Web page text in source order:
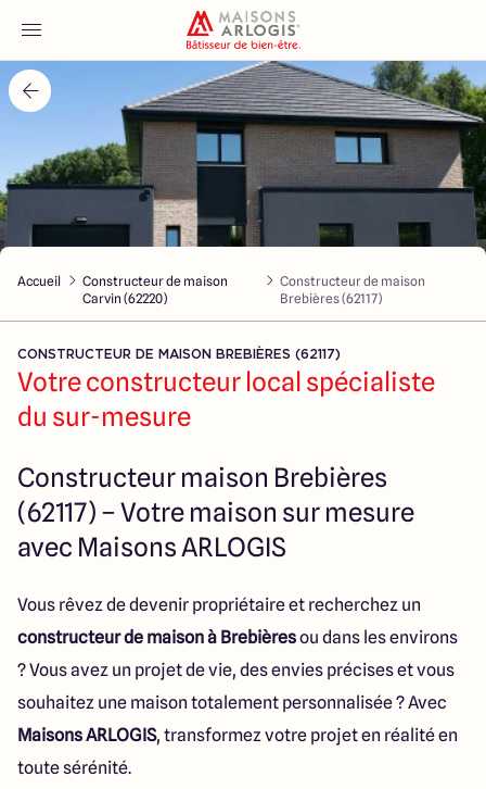
Accueil
Nos maisons
Nos annonces
Votre projet
Qui sommes-nous
Maisons ARLOGIS Nord
Lille - Villeneuve d'Ascq
Valenciennes - Marly 03 27 45 60 30
4.4 4.8
Accueil
Constructeur de maison
Carvin (62220)
Constructeur de maison
Brebières (62117)
CONSTRUCTEUR DE MAISON BREBIÈRES (62117)
Votre constructeur local spécialiste
du sur-mesure
Constructeur maison Brebières
(62117) – Votre maison sur mesure
avec Maisons ARLOGIS
Vous rêvez de devenir propriétaire et recherchez un
constructeur de maison à Brebièresou dans les environs
? Vous avez un projet de vie, des envies précises et vous
souhaitez une maison totalement personnalisée ? Avec
Maisons ARLOGIS, transformez votre projet en réalité en
toute sérénité.